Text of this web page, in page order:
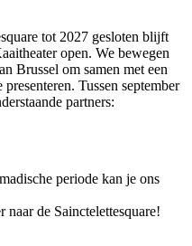
tot 2027 gesloten blijft
open. We bewegen
Brussel om samen met een
Tussen september
partners:
periode kan je ons
de Sainctelettesquare!